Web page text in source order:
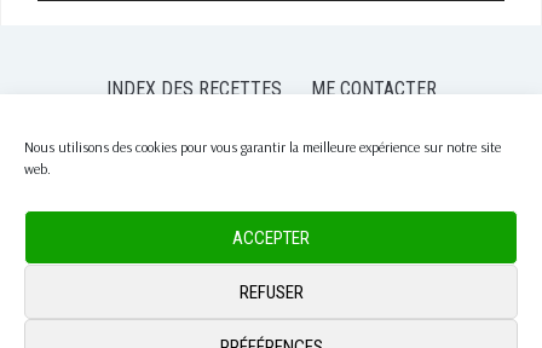
Nous utilisons des cookies pour vous garantir la meilleure expérience sur notre site
web.
ACCEPTER
REFUSER
INDEX DES RECETTES
ME CONTACTER
COPYRIGHT © 2026 PASSION NUTRITION